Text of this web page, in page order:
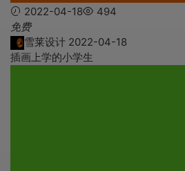
2022-04-18
494
免费
雪莱设计 2022-04-18
插画上学的小学生